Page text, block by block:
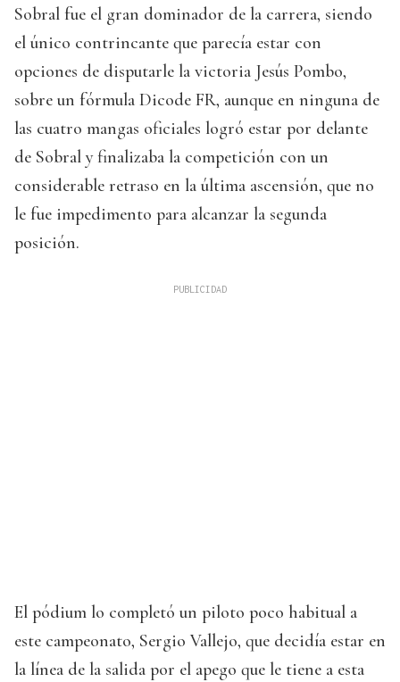
Sobral fue el gran dominador de la carrera, siendo
el único contrincante que parecía estar con
opciones de disputarle la victoria Jesús Pombo,
sobre un fórmula Dicode FR, aunque en ninguna de
las cuatro mangas oficiales logró estar por delante
de Sobral y finalizaba la competición con un
considerable retraso en la última ascensión, que no
le fue impedimento para alcanzar la segunda
posición.
El pódium lo completó un piloto poco habitual a
este campeonato, Sergio Vallejo, que decidía estar en
la línea de la salida por el apego que le tiene a esta